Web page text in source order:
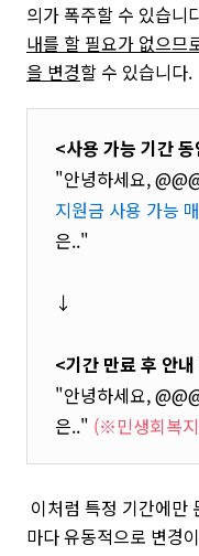
의가 폭주할 수 있습니
내를 할 필요가 없으므
을 변경할 수 있습니다.
<사용 가능 기간
"안녕하세요,
지원금 사용 가능
은.."
↓
<기간 만료 후 안
"안녕하세요,
은.." (※민생회복
이처럼 특정 기간에만
마다 유동적으로 변경